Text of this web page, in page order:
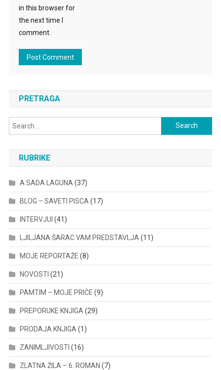
in this browser for
the next time I
comment.
PRETRAGA
Search
for:
RUBRIKE
A SADA LAGUNA (37)
BLOG – SAVETI PISCA (17)
INTERVJUI (41)
LJILJANA ŠARAC VAM PREDSTAVLJA (11)
MOJE REPORTAŽE (8)
NOVOSTI (21)
PAMTIM – MOJE PRIČE (9)
PREPORUKE KNJIGA (29)
PRODAJA KNJIGA (1)
ZANIMLJIVOSTI (16)
ZLATNA ŽILA – 6. ROMAN (7)